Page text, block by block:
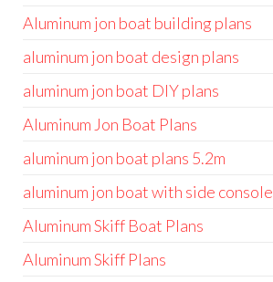
Aluminum jon boat building plans
aluminum jon boat design plans
aluminum jon boat DIY plans
Aluminum Jon Boat Plans
aluminum jon boat plans 5.2m
aluminum jon boat with side console
Aluminum Skiff Boat Plans
Aluminum Skiff Plans